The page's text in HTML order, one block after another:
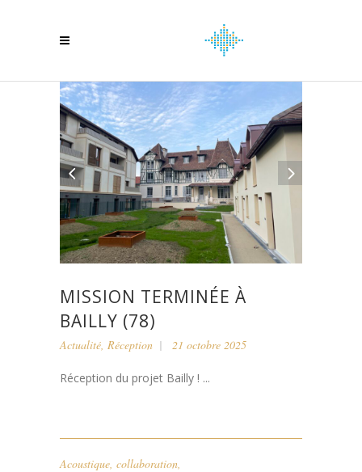
MISSION TERMINÉE À
BAILLY (78)
Actualité, Réception 21 octobre 2025
Réception du projet Bailly ! ...
Acoustique, collaboration,